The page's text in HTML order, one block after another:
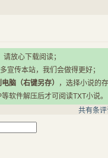
放心下载阅读；
宣传本站，我们会做得更好；
电脑（右键另存）
，选择小说的存
软件解压后才可阅读TXT小说。
共有条